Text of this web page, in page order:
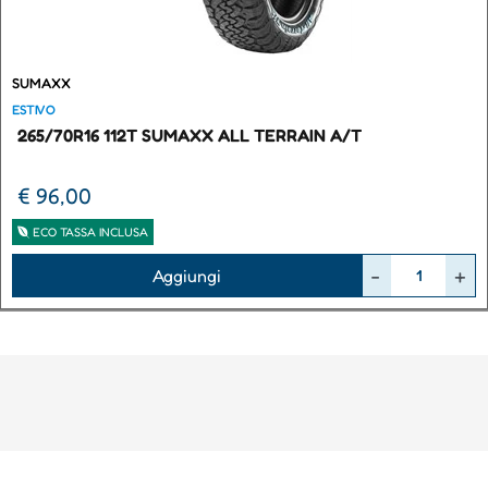
SUMAXX
ESTIVO
265/70R16 112T SUMAXX ALL TERRAIN A/T
€ 96,00
ECO TASSA INCLUSA
Aggiungi